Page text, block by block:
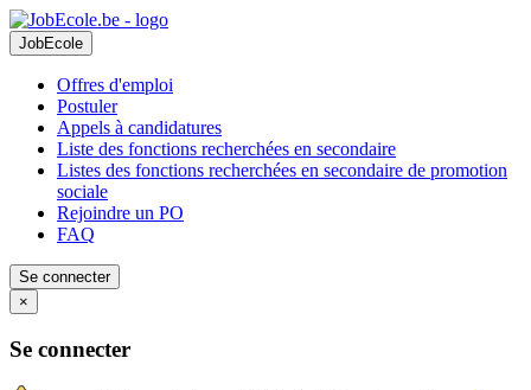
JobEcole
Offres d'emploi
Postuler
Appels à candidatures
Liste des fonctions recherchées en secondaire
Listes des fonctions recherchées en secondaire de promotion
sociale
Rejoindre un PO
FAQ
Se connecter
×
Se connecter